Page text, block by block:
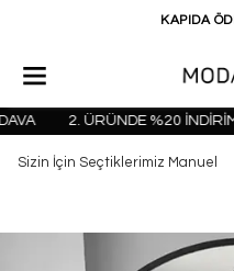
KAPIDA
2. ÜRÜNDE %20 İNDİRİM
Sizin İçin Seçtiklerimiz Manuel